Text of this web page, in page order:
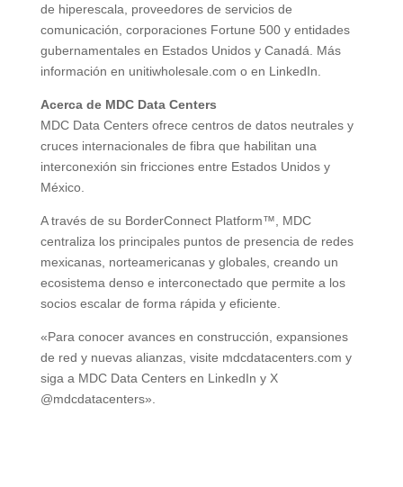
de hiperescala, proveedores de servicios de
comunicación, corporaciones Fortune 500 y entidades
gubernamentales en Estados Unidos y Canadá. Más
información en unitiwholesale.com o en LinkedIn.
Acerca de MDC Data Centers
MDC Data Centers ofrece centros de datos neutrales y
cruces internacionales de fibra que habilitan una
interconexión sin fricciones entre Estados Unidos y
México.
A través de su BorderConnect Platform™, MDC
centraliza los principales puntos de presencia de redes
mexicanas, norteamericanas y globales, creando un
ecosistema denso e interconectado que permite a los
socios escalar de forma rápida y eficiente.
«Para conocer avances en construcción, expansiones
de red y nuevas alianzas, visite mdcdatacenters.com y
siga a MDC Data Centers en LinkedIn y X
@mdcdatacenters».